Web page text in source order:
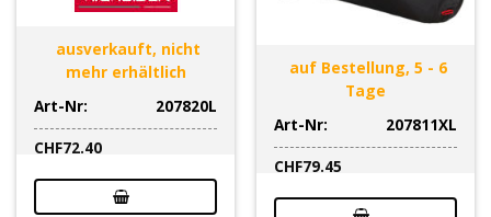
ausverkauft, nicht
mehr erhältlich
Art-Nr:
207820L
CHF72.40
auf Bestellung, 5 - 6
Tage
Art-Nr:
207811XL
CHF79.45